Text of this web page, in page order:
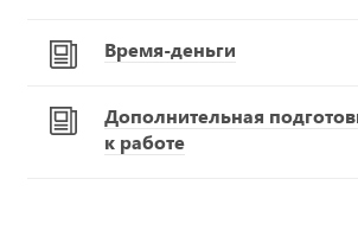
Время-деньги
Дополнительная
к работе